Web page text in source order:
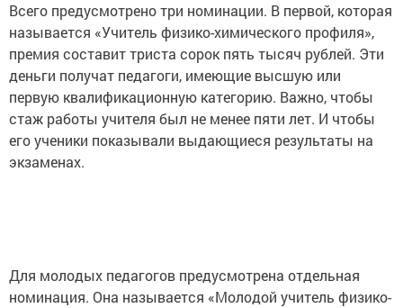
Всего предусмотрено три номинации. В первой, которая
называется «Учитель физико-химического профиля»,
премия составит триста сорок пять тысяч рублей. Эти
деньги получат педагоги, имеющие высшую или
первую квалификационную категорию. Важно, чтобы
стаж работы учителя был не менее пяти лет. И чтобы
его ученики показывали выдающиеся результаты на
экзаменах.
Для молодых педагогов предусмотрена отдельная
номинация. Она называется «Молодой учитель физико-